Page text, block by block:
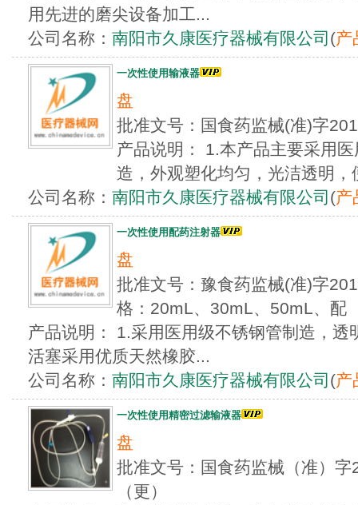
用先进的磨尖设备加工...
公司名称： 南阳市久康医疗器械有限公司 (产
一次性使用输液器
盘
批准文号：国食药监械(准)
产品说明： 1.本产品主要采用
造，外观塑化均匀，光洁透明，
公司名称： 南阳市久康医疗器械有限公司 (产
一次性使用配药注射器
盘
批准文号：豫食药监械(准)字
格：20mL、30mL、50mL、配
产品说明： 1.采用医用级不锈钢管制造，透
活塞采用优质天然橡胶...
公司名称： 南阳市久康医疗器械有限公司 (产
一次性使用精密过滤输液器
盘
批准文号：国食药监械（准）
（更）